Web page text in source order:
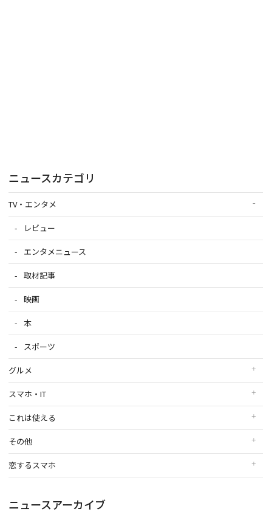
ニュースカテゴリ
TV・エンタメ
レビュー
エンタメニュース
取材記事
映画
本
スポーツ
グルメ
スマホ・IT
これは使える
その他
恋するスマホ
ニュースアーカイブ